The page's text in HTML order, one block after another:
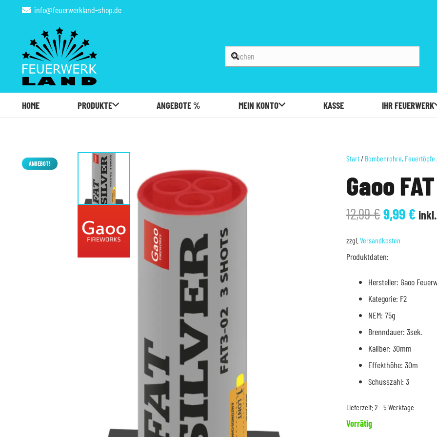
info@feuerwerkland-shop.de
HOME PRODUKTE ANGEBOTE % MEIN KONTO KASSE IHR FEUERWERK
ANGEBOT!
Start/ Bombenrohre, Feuertöpfe
Gaoo
12,99€
Preis
war:
12,99 €
9,99€
zzgl. Versandkosten
Produktdaten:
Hersteller: Gaoo
Kategorie: F2
NEM: 75g
Brenndauer: 3sek.
Kaliber: 30mm
Effekthöhe: 30m
Schusszahl: 3
Lieferzeit:2 - 5 Werktage
Vorrätig